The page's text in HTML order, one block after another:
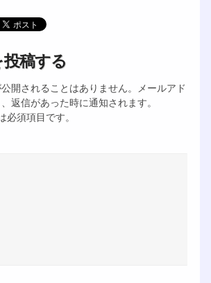
稿する
開されることはありません。メールアド
返信があった時に通知されます。
須項目です。